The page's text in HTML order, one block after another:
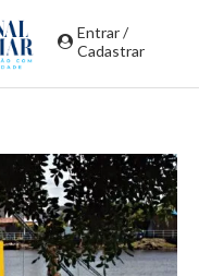
Entrar /
Cadastrar